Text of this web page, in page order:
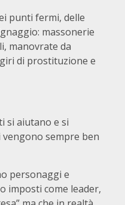
punti fermi, delle
massonerie
manovrate da
di prostituzione e
si aiutano e si
vengono sempre ben
personaggi e
imposti come leader,